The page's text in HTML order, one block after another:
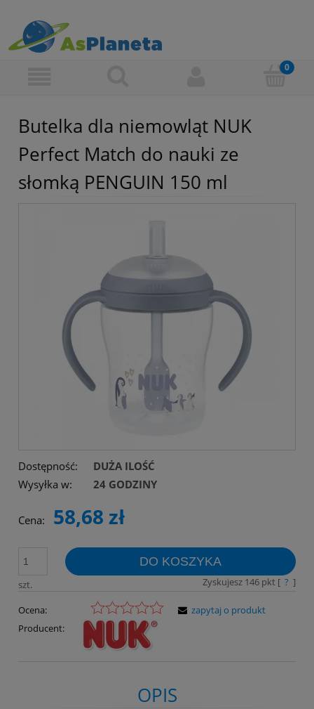
Butelka dla niemowląt NUK
Perfect Match do nauki ze
słomką PENGUIN 150 ml
Dostępność:
DUŻA ILOŚĆ
Wysyłka w:
24 GODZINY
Cena: 58,68 zł
szt.
DO KOSZYKA
Zyskujesz 146pkt [ ? ]
Ocena:
Producent:
zapytaj o produkt
OPIS